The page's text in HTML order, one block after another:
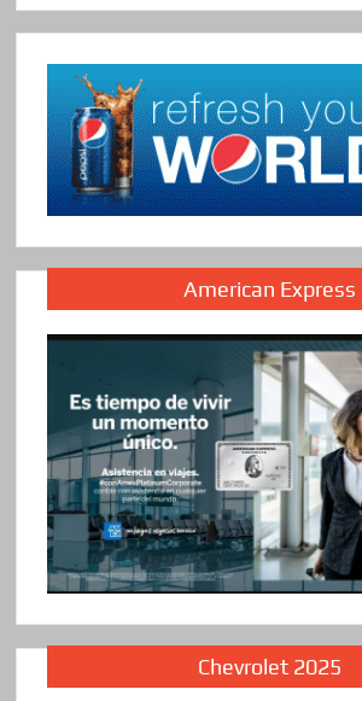
American Express
Chevrolet 2025